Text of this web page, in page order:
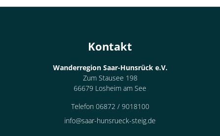
Kontakt
Wanderregion Saar-Hunsrück e.V.
Zum Stausee 198
66679 Losheim am See
Telefon 06872 / 9018100
info@saar-hunsrueck-steig.de